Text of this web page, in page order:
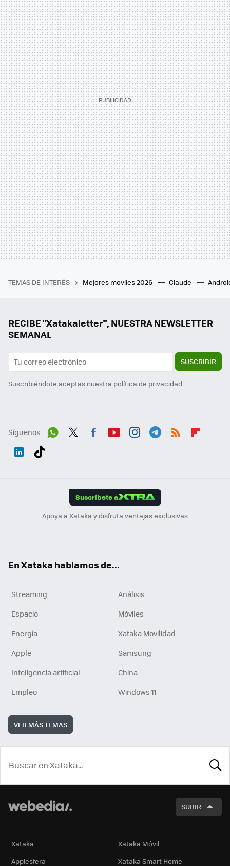
TEMAS DE INTERÉS Mejores moviles 2026 Claude
RECIBE "Xatakaletter", NUESTRA NEWSLETTER
SEMANAL
SUSCRIBIR
Suscribiéndote aceptas nuestra política de privacidad
Síguenos
Suscríbete a
Apoya a Xataka y disfruta ventajas exclusivas
En Xataka hablamos de...
Streaming
Análisis
Espacio
Móviles
Energía
Xataka Movilidad
Apple
Samsung
Inteligencia artificial
China
Empleo
Windows 11
VER MÁS TEMAS
SUBIR
Xataka
Xataka Móvil
Applesfera
Xataka Smart Home